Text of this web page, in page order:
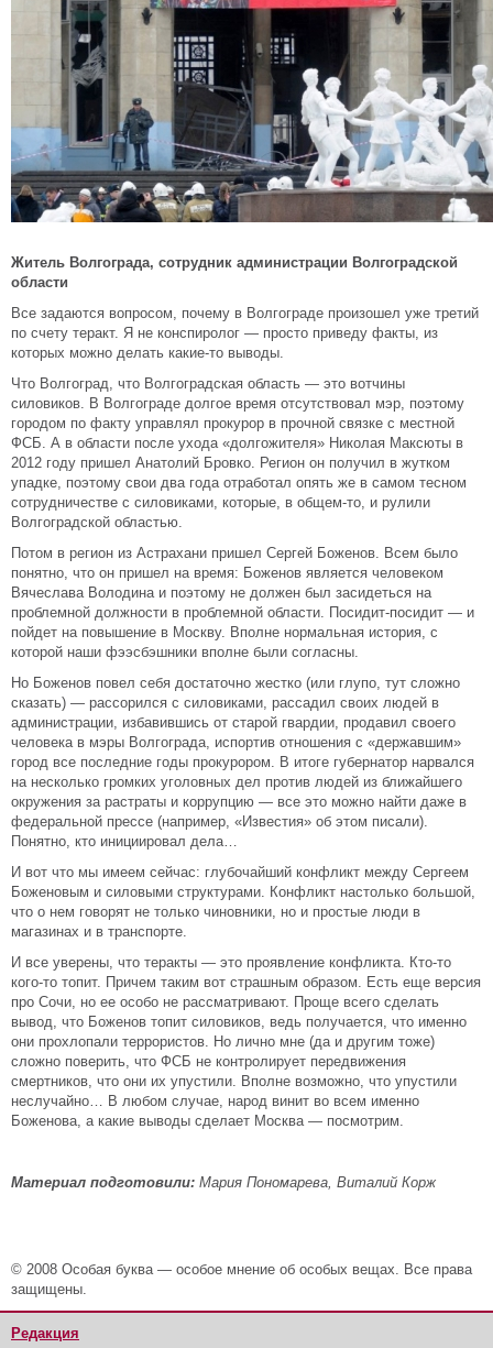
Житель Волгограда, сотрудник администрации Волгоградской
области
Все задаются вопросом, почему в Волгограде произошел уже третий
по счету теракт. Я не конспиролог — просто приведу факты, из
которых можно делать какие-то выводы.
Что Волгоград, что Волгоградская область — это вотчины
силовиков. В Волгограде долгое время отсутствовал мэр, поэтому
городом по факту управлял прокурор в прочной связке с местной
ФСБ. А в области после ухода «долгожителя» Николая Максюты в
2012 году пришел Анатолий Бровко. Регион он получил в жутком
упадке, поэтому свои два года отработал опять же в самом тесном
сотрудничестве с силовиками, которые, в общем-то, и рулили
Волгоградской областью.
Потом в регион из Астрахани пришел Сергей Боженов. Всем было
понятно, что он пришел на время: Боженов является человеком
Вячеслава Володина и поэтому не должен был засидеться на
проблемной должности в проблемной области. Посидит-посидит — и
пойдет на повышение в Москву. Вполне нормальная история, с
которой наши фээсбэшники вполне были согласны.
Но Боженов повел себя достаточно жестко (или глупо, тут сложно
сказать) — рассорился с силовиками, рассадил своих людей в
администрации, избавившись от старой гвардии, продавил своего
человека в мэры Волгограда, испортив отношения с «державшим»
город все последние годы прокурором. В итоге губернатор нарвался
на несколько громких уголовных дел против людей из ближайшего
окружения за растраты и коррупцию — все это можно найти даже в
федеральной прессе (например, «Известия» об этом писали).
Понятно, кто инициировал дела…
И вот что мы имеем сейчас: глубочайший конфликт между Сергеем
Боженовым и силовыми структурами. Конфликт настолько большой,
что о нем говорят не только чиновники, но и простые люди в
магазинах и в транспорте.
И все уверены, что теракты — это проявление конфликта. Кто-то
кого-то топит. Причем таким вот страшным образом. Есть еще версия
про Сочи, но ее особо не рассматривают. Проще всего сделать
вывод, что Боженов топит силовиков, ведь получается, что именно
они прохлопали террористов. Но лично мне (да и другим тоже)
сложно поверить, что ФСБ не контролирует передвижения
смертников, что они их упустили. Вполне возможно, что упустили
неслучайно… В любом случае, народ винит во всем именно
Боженова, а какие выводы сделает Москва — посмотрим.
Материал подготовили: Мария Пономарева, Виталий Корж
© 2008 Особая буква — особое мнение об особых вещах. Все права
защищены.
Редакция